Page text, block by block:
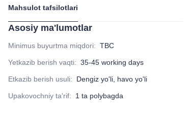
Mahsulot tafsilotlari
Asosiy ma'lumotlar
Minimus buyurtma miqdori: TBC
Yetkazib berish vaqti: 35-45 working days
Etkazib berish usuli: Dengiz yo'li, havo yo'li
Upakovochniy ta'rif: 1 ta polybagda